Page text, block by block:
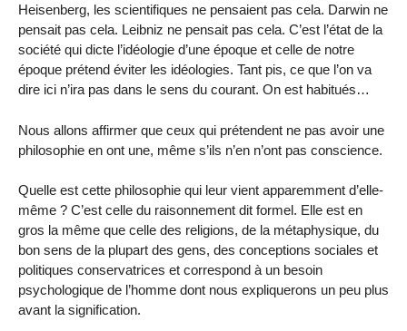
Heisenberg, les scientifiques ne pensaient pas cela. Darwin ne
pensait pas cela. Leibniz ne pensait pas cela. C’est l’état de la
société qui dicte l’idéologie d’une époque et celle de notre
époque prétend éviter les idéologies. Tant pis, ce que l’on va
dire ici n’ira pas dans le sens du courant. On est habitués…
Nous allons affirmer que ceux qui prétendent ne pas avoir une
philosophie en ont une, même s’ils n’en n’ont pas conscience.
Quelle est cette philosophie qui leur vient apparemment d’elle-
même ? C’est celle du raisonnement dit formel. Elle est en
gros la même que celle des religions, de la métaphysique, du
bon sens de la plupart des gens, des conceptions sociales et
politiques conservatrices et correspond à un besoin
psychologique de l’homme dont nous expliquerons un peu plus
avant la signification.